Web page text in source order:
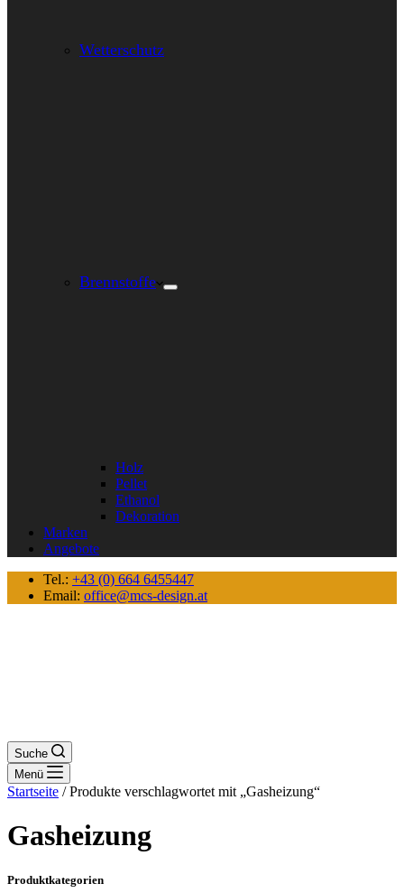
Wetterschutz
Brennstoffe
Holz
Pellet
Ethanol
Dekoration
Marken
Angebote
Tel.: +43 (0) 664 6455447
Email: office@mcs-design.at
Suche
Menü
Startseite / Produkte verschlagwortet mit „Gasheizung“
Gasheizung
Produktkategorien